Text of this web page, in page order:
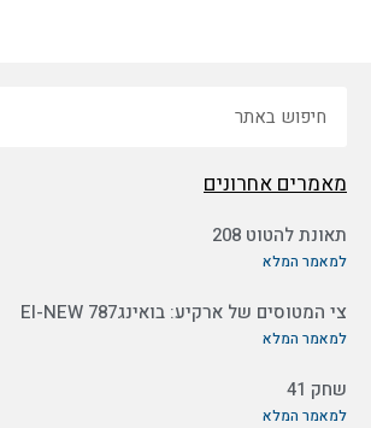
מאמרים אחרונים
תאונת להטוט 208
למאמר המלא
צי המטוסים של ארקיע: בואינג787 EI-NEW
למאמר המלא
שחק 41
למאמר המלא